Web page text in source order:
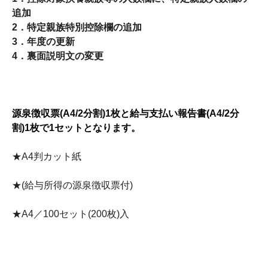
追加
2．特定親族特別控除欄の追加
3．年度の更新
4．裏面説明文の変更
源泉徴収票(A4/2分割)1枚と給与支払い報告書(A4/2分
割)1枚で1セットとなります。
★A4判カット紙
★(給与所得の源泉徴収票付)
★A4／100セット(200枚)入